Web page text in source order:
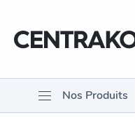
Nos Produits